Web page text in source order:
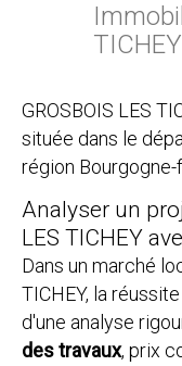
GROSBOIS LES
située dans le
région
Analyser un
LES TICHEY
Dans un marché
TICHEY, la
d'une analyse
des travaux, prix